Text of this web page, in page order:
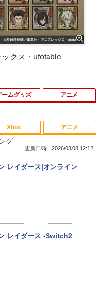
クス・ufotable
】ぽこ あ ポケモン
NSW2 ポコ ア ポケモン]
ク ゲーム スマホ ゲーミ
荒野行動 PUBG Apex
繊維 手汗対策 鬼サック 6
ームグッズ
テストナイン
FC/SFC/NEWFC/PC
アニメ
フー・パンダ 3Dスーパ
ーレイ】／ジャック・ブ
イ／海外アニメ・定番ス
グ
更新日時：2026/08/08 12:12
レイダース|オンライン
レイダース -Switch2
Xbox アニメ